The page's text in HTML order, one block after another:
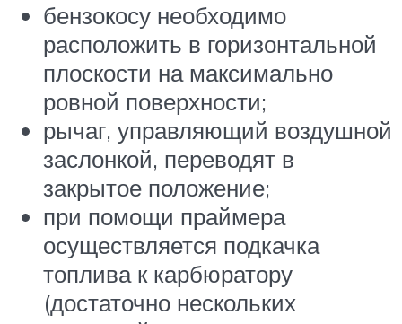
бензокосу необходимо
расположить в горизонтальной
плоскости на максимально
ровной поверхности;
рычаг, управляющий воздушной
заслонкой, переводят в
закрытое положение;
при помощи праймера
осуществляется подкачка
топлива к карбюратору
(достаточно нескольких